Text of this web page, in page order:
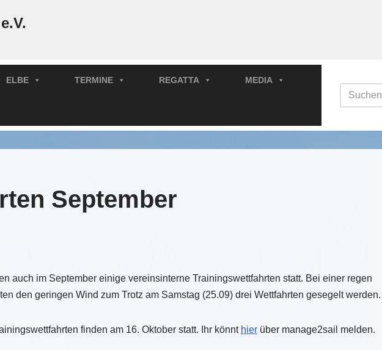
ELBE TERMINE REGATTA MEDIA
September
auch im September einige vereinsinterne Trainingswettfahrten statt. Bei einer regen
den geringen Wind zum Trotz am Samstag (25.09) drei Wettfahrten gesegelt werden.
finden am 16. Oktober statt. Ihr könnt hier über manage2sail melden.